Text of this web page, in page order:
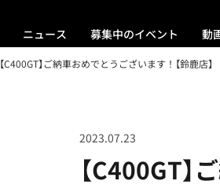
ニュース 募集中のイベント 動
【C400GT】ご納車おめでとうございます！【鈴鹿店】
【C400GT
2023.07.23